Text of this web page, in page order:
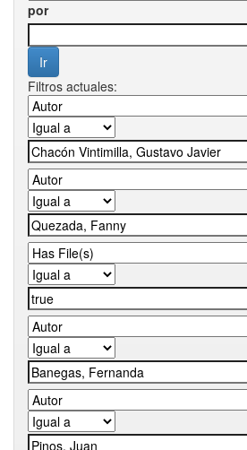
por
Filtros actuales: